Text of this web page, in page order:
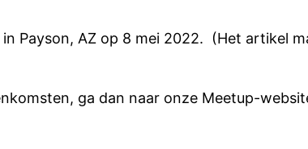
Payson, AZ op 8 mei 2022. (Het artikel
ga dan naar onze Meetup-